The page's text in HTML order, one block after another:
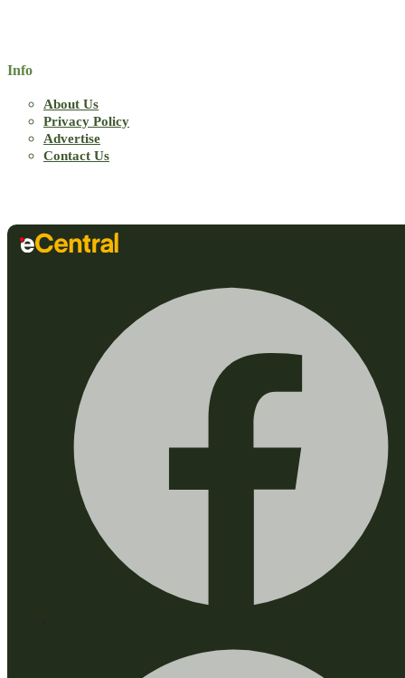
Info
About Us
Privacy Policy
Advertise
Contact Us